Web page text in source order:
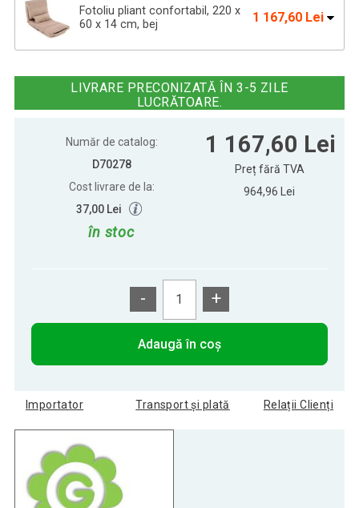
Fotoliu pliant confortabil, 220 x
60 x 14 cm, bej
1 167,60 Lei
x 14 cm,maro
14 cm, albastru deschis
1 167,60 Lei
LIVRARE PRECONIZATĂ ÎN 3-5 ZILE
LUCRĂTOARE.
Număr de catalog:
D70278
Cost livrare de la:
37,00 Lei
în stoc
1 167,60 Lei
Preț fără TVA
964,96 Lei
- +
Adaugă în coș
Importator Transport și plată Relații Clienți